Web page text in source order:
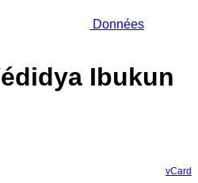
Données
Ibukun
vCard